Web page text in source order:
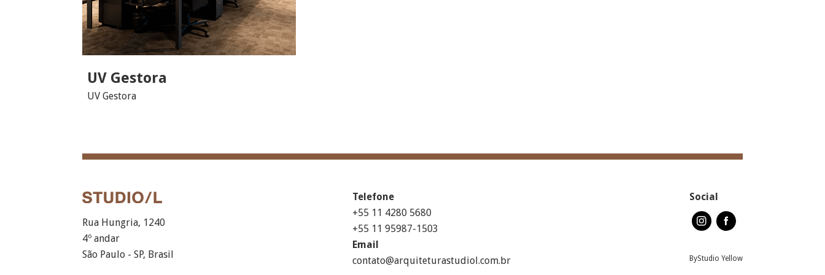
UV Gestora
UV Gestora
Rua Hungria, 1240
4º andar
São Paulo - SP, Brasil
Telefone
+55 11 4280 5680
+55 11 95987-1503
Email
contato@arquiteturastudiol.com.br
Social
ByStudio Yellow